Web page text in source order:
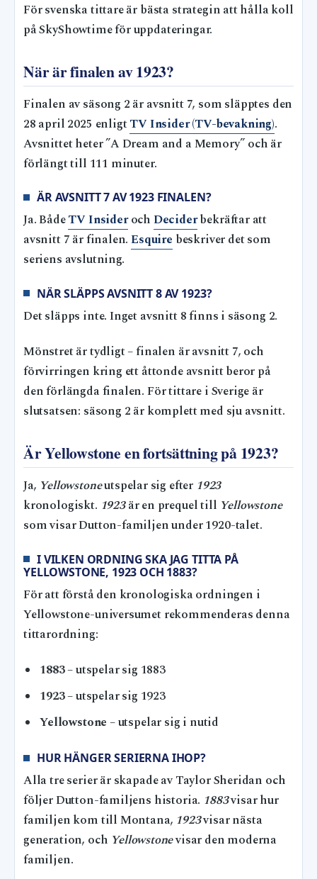
För svenska tittare är bästa strategin att hålla koll
på SkyShowtime för uppdateringar.
När är finalen av 1923?
Finalen av säsong 2 är avsnitt 7, som släpptes den
28 april 2025 enligtTV Insider (TV-bevakning).
Avsnittet heter ”A Dream and a Memory” och är
förlängt till 111 minuter.
ÄR AVSNITT 7 AV 1923 FINALEN?
Ja. BådeTV Insideroch Deciderbekräftar att
avsnitt 7 är finalen.Esquire beskriver det som
seriens avslutning.
NÄR SLÄPPS AVSNITT 8 AV 1923?
Det släpps inte. Inget avsnitt 8 finns i säsong 2.
Mönstret är tydligt – finalen är avsnitt 7, och
förvirringen kring ett åttonde avsnitt beror på
den förlängda finalen. För tittare i Sverige är
slutsatsen: säsong 2 är komplett med sju avsnitt.
Är Yellowstone en fortsättning på 1923?
Ja, Yellowstoneutspelar sig efter 1923
kronologiskt. 1923är en prequel till Yellowstone
som visar Dutton-familjen under 1920-talet.
I VILKEN ORDNING SKA JAG TITTA PÅ
YELLOWSTONE, 1923 OCH 1883?
För att förstå den kronologiska ordningen i
Yellowstone-universumet rekommenderas denna
tittarordning:
1883– utspelar sig 1883
1923– utspelar sig 1923
Yellowstone – utspelar sig i nutid
HUR HÄNGER SERIERNA IHOP?
Alla tre serier är skapade av Taylor Sheridan och
följer Dutton-familjens historia. 1883visar hur
familjen kom till Montana, 1923visar nästa
generation, och Yellowstonevisar den moderna
familjen.